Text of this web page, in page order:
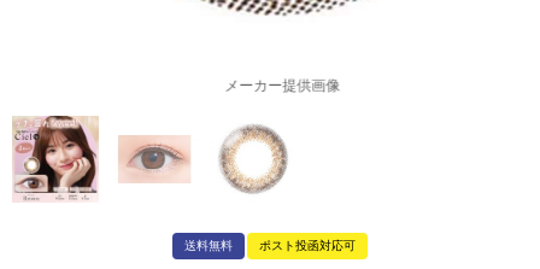
メーカー提供画像
送料無料 ポスト投函対応可